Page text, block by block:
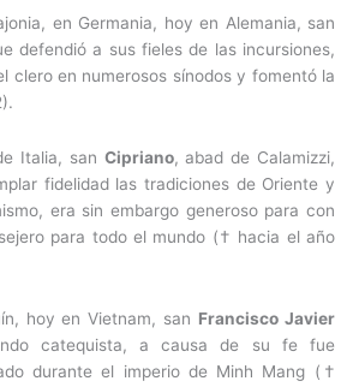
en Germania, hoy en Alemania, san
defendió a sus fieles de las incursiones,
clero en numerosos sínodos y fomentó la
Italia, san Cipriano, abad de Calamizzi,
fidelidad las tradiciones de Oriente y
era sin embargo generoso para con
para todo el mundo († hacia el año
hoy en Vietnam, san Francisco Javier
catequista, a causa de su fe fue
durante el imperio de Minh Mang (†